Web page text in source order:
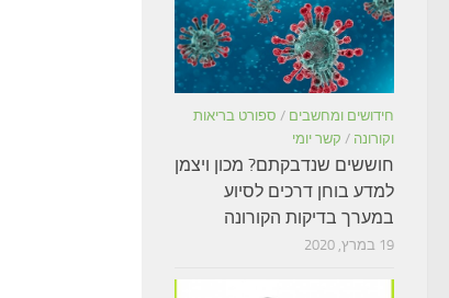
חידושים ומחשבים / ספורט בריאות
וקורונה / קשר יומי
חוששים שנדבקתם? מכון ויצמן
למדע בוחן דרכים לסיוע
במערך בדיקות הקורונה
19 במרץ, 2020